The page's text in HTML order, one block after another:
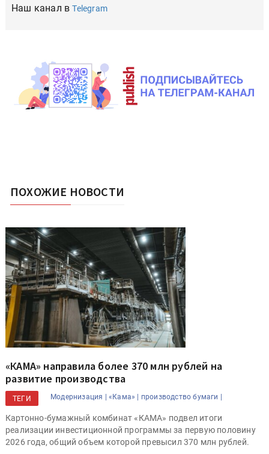
Наш канал вTelegram
ПОХОЖИЕ НОВОСТИ
«КАМА» направила более 370 млн рублей на
развитие производства
ТЕГИ Модернизация | «Кама» | производство бумаги |
Картонно-бумажный комбинат «КАМА» подвел итоги
реализации инвестиционной программы за первую половину
2026 года, общий объем которой превысил 370 млн рублей.